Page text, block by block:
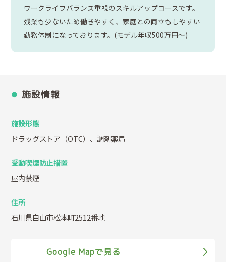
ワークライフバランス重視のスキルアップコースです。
残業も少ないため働きやすく、家庭との両立もしやすい
勤務体制になっております。(モデル年収500万円～)
施設情報
施設形態
ドラッグストア（OTC）、調剤薬局
受動喫煙防止措置
屋内禁煙
住所
石川県白山市松本町2512番地
Google Mapで見る